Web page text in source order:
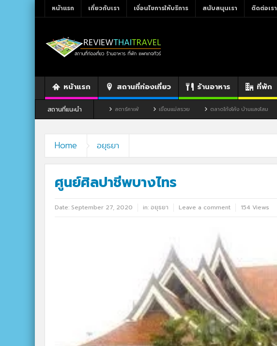
หน้าแรก เกี่ยวกับเรา เงื่อนไขการให้บริการ สนับสนุนเรา ติดต่อเรา
หน้าแรก สถานที่ท่องเที่ยว ร้านอาหาร ที่พัก
สถานที่แนะนำ
ร้านอาหาร By แม่แฝด สตาร์คาเฟ่ เขื่อนแม่สรวย ตลาดโก้งโค้ง บ้านแสงโสม ทิวผาคาเฟ่
Home อยุธยา
ศูนย์ศิลปาชีพบางไทร
Date: September 27, 2020 in: อยุธยา Leave a comment 154 Views